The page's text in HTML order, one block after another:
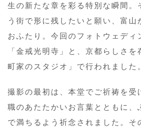
生の新たな章を彩る特別な瞬間。
う街で形に残したいと願い、富山
おふたり。今回のフォトウェディ
「金戒光明寺」と、京都らしさ
町家のスタジオ」で行われました
撮影の最初は、本堂でご祈祷を受
職のあたたかいお言葉とともに、
で満ちるよう祈念されました。そ